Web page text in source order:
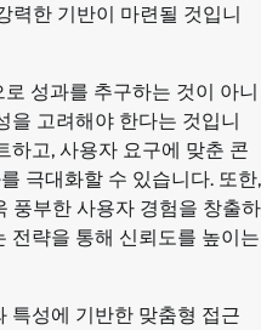
력한 기반이 마련될 것입니
성과를 추구하는 것이 아니
을 고려해야 한다는 것입니
하고, 사용자 요구에 맞춘 콘
극대화할 수 있습니다. 또한,
풍부한 사용자 경험을 창출하
전략을 통해 신뢰도를 높이는
특성에 기반한 맞춤형 접근